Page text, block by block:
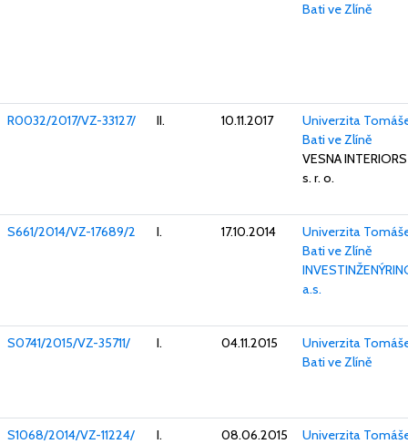
Bati ve Zlíně
R0032/2017/VZ-33127/ II. 10.11.2017
Univerzita
Bati ve Zlíně
VESNA INTERIORS
s. r. o.
S661/2014/VZ-17689/2 I. 17.10.2014
Univerzita
Bati ve Zlíně
a.s.
S0741/2015/VZ-35711/ I. 04.11.2015
Univerzita
Bati ve Zlíně
S1068/2014/VZ-11224/ I. 08.06.2015
Univerzita